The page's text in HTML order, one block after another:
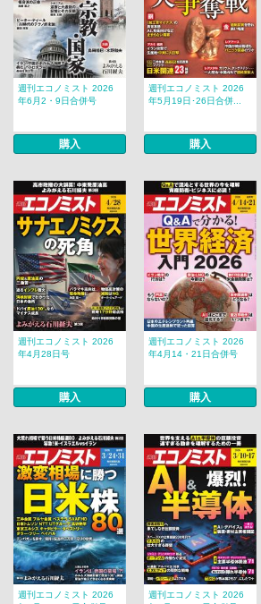
週刊エコノミスト 2026
年6月2・9日合併号
購入
週刊エコノミスト 2026
年5月19日･26日合併...
購入
週刊エコノミスト 2026
年4月28日号
購入
週刊エコノミスト 2026
年4月14・21日合併号
購入
週刊エコノミスト 2026
週刊エコノミスト 2026